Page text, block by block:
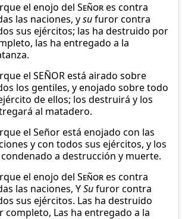
el enojo del Señores contra
las naciones, ysufuror contra
sus ejércitos; las ha destruido por
las ha entregado a la
el SEÑOR está airado sobre
los gentiles, y enojado sobre todo
de ellos; los destruirá y los
al matadero.
el Señor está enojado con las
y con todos sus ejércitos, y los
a destrucción y muerte.
el enojo del Señores contra
las naciones, YSufuror contra
sus ejércitos. Las ha destruido
completo, Las ha entregado a la